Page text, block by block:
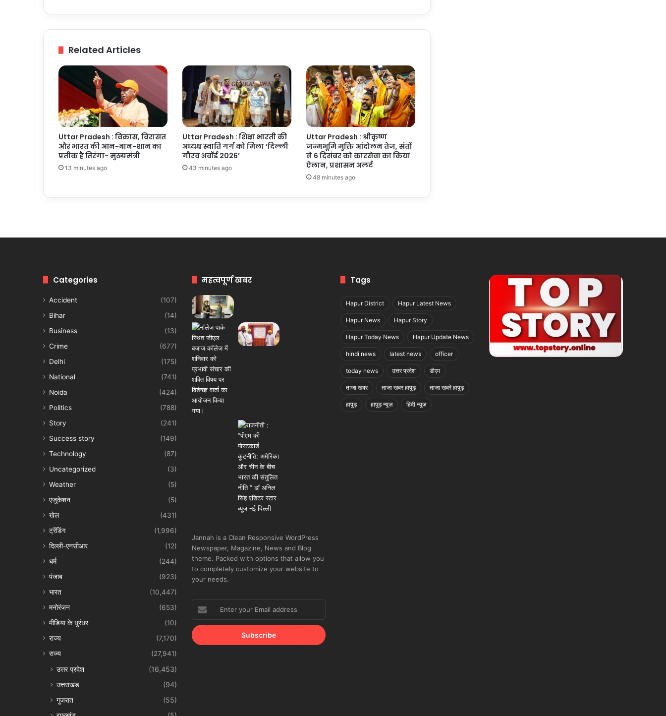
रण
कई
पर
दाखिल
संपत्तियां
Related Articles
Uttar Pradesh : विकास, विरासत
और भारत की आन-बान-शान का
प्रतीक है तिरंगा- मुख्यमंत्री
13 minutes ago
Uttar Pradesh : शिक्षा भारती की
अध्यक्ष स्वाति गर्ग को मिला ‘दिल्ली
गौरव अवॉर्ड 2026’
43 minutes ago
Uttar Pradesh : श्रीकृष्ण
जन्मभूमि मुक्ति आंदोलन तेज, संतों
ने 6 दिसंबर को कारसेवा का किया
ऐलान, प्रशासन अलर्ट
48 minutes ago
Categories
Accident
(107)
Bihar
(14)
Business
(13)
Crime
(677)
Delhi
(175)
National
(741)
Noida
(424)
Politics
(788)
Story
(241)
Success story
(149)
Technology
(87)
Uncategorized
(3)
Weather
(5)
एजुकेशन
(5)
खेल
(431)
ट्रेंडिंग
(1,996)
दिल्ली-एनसीआर
(12)
धर्म
(244)
पंजाब
(923)
भारत
(10,447)
मनोरंजन
(653)
मीडिया के धुरंधर
(10)
राज्य
(7,170)
राज्य
(27,941)
उत्तर प्रदेश
(16,453)
उत्तराखंड
(94)
गुजरात
(55)
महत्वपूर्ण खबर
Jannah is a Clean Responsive WordPress
Newspaper, Magazine, News and Blog
theme. Packed with options that allow you
to completely customize your website to
your needs.
your
Email
address
Tags
Hapur District Hapur Latest News
Hapur News Hapur Story
Hapur Today News Hapur Update News
hindi news latest news officer
today news उत्तर प्रदेश डीएम
ताजा खबर ताज़ा खबर हापुड़ ताज़ा खबरें हापुड़
हापुड़ हापुड़ न्यूज़ हिंदी न्यूज़